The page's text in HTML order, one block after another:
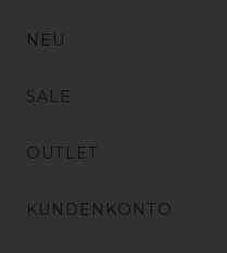
NEU
SALE
OUTLET
KUNDENKONTO